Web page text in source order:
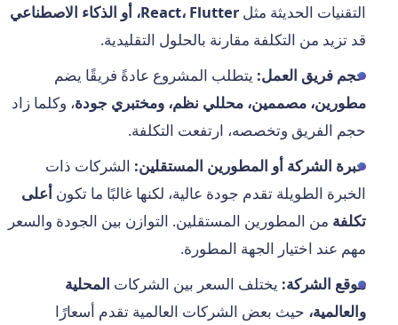
التقنيات الحديثة مثلReact، Flutter، أو الذكاء الاصطناعي
قد تزيد من التكلفة مقارنة بالحلول التقليدية.
حجم فريق العمل: يتطلب المشروع عادةً فريقًا يضم
مطورين، مصممين، محللي نظم، ومختبري جودة، وكلما زاد
حجم الفريق وتخصصه، ارتفعت التكلفة.
خبرة الشركة أو المطورين المستقلين: الشركات ذات
الخبرة الطويلة تقدم جودة عالية، لكنها غالبًا ما تكونأعلى
تكلفة من المطورين المستقلين. التوازن بين الجودة والسعر
مهم عند اختيار الجهة المطورة.
موقع الشركة: يختلف السعر بين الشركات المحلية
والعالمية، حيث بعض الشركات العالمية تقدم أسعارًا